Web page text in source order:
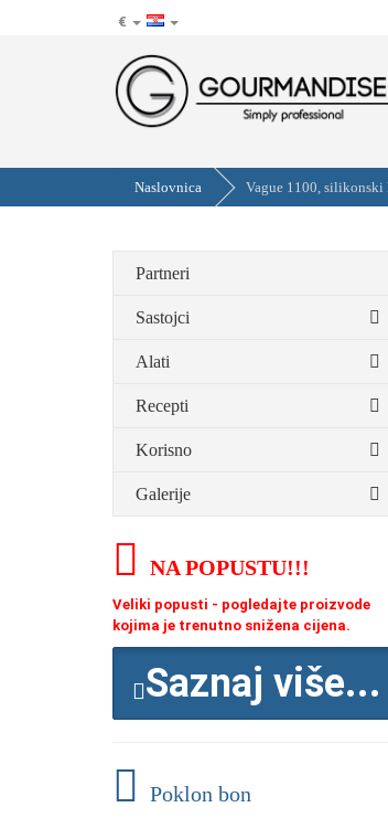
€ hr
Naslovnica Vague 1100,
Partneri
Sastojci
Alati
Recepti
Korisno
Galerije
NA POPUSTU!!!
Veliki popusti - pogledajte proizvode
kojima je trenutno snižena cijena.
Saznaj više...
Poklon bon